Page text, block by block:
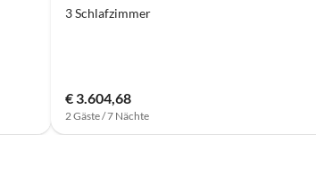
3 Schlafzimmer
€ 3.604,68
2 Gäste / 7 Nächte